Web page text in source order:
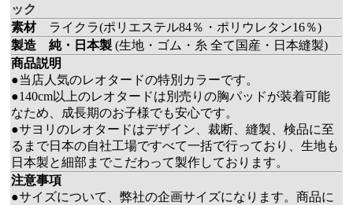
ック
素材ライクラ(ポリエステル84％・ポリウレタン16％)
製造純・日本製(生地・ゴム・糸 全て国産・日本縫製)
商品説明
●当店人気のレオタードの特別カラーです。
●140cm以上のレオタードは別売りの胸パッドが装着可能
なため、成長期のお子様でも安心です。
●サヨリのレオタードはデザイン、裁断、縫製、検品に至
るまで日本の自社工場ですべて一括で行っており、生地も
日本製と細部までこだわって製作しております。
注意事項
●サイズについて、弊社の企画サイズになります。商品に